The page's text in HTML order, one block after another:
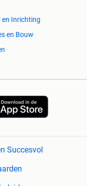
en Inrichting
en Bouw
Succesvol